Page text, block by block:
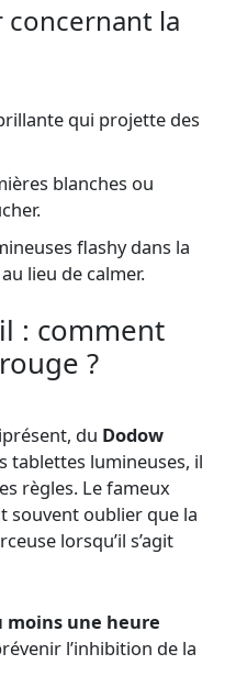
concernant la
qui projette des
blanches ou
flashy dans la
lieu de calmer.
: comment
?
du Dodow
tablettes lumineuses, il
règles. Le fameux
souvent oublier que la
lorsqu’il s’agit
moins une heure
l’inhibition de la